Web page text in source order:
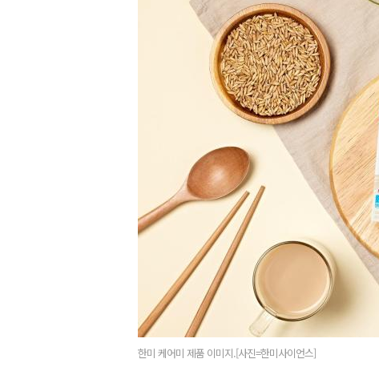
한미 케어미 제품 이미지.[사진=한미사이언스]